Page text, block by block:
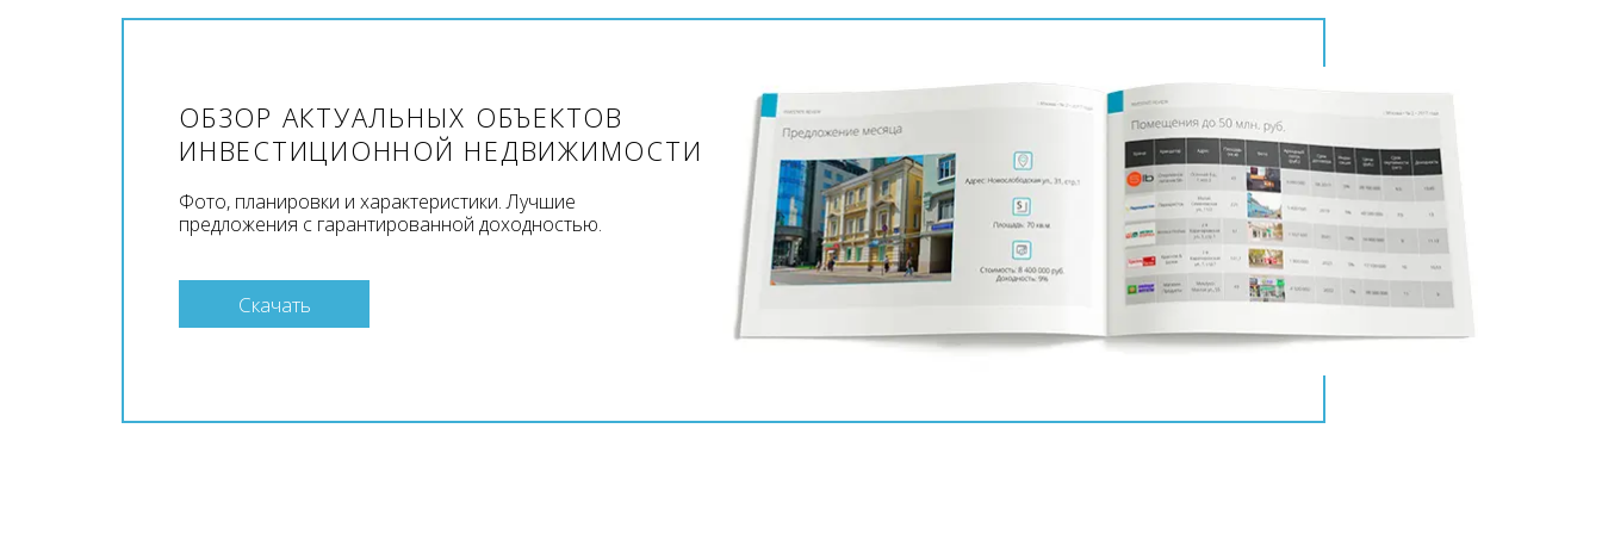
ОБЗОР АКТУАЛЬНЫХ ОБЪЕКТОВ
ИНВЕСТИЦИОННОЙ НЕДВИЖИМОСТИ
Фото, планировки и характеристики. Лучшие
предложения с гарантированной доходностью.
Скачать